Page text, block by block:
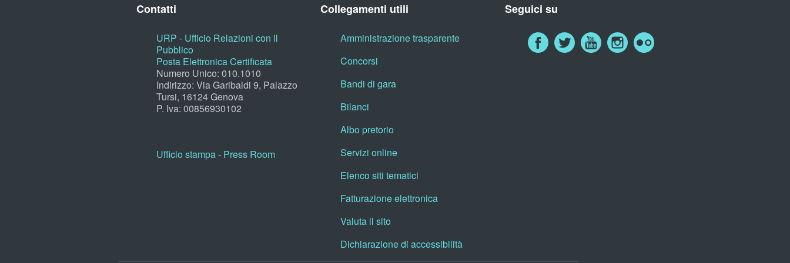
Contatti
URP - Ufficio Relazioni con il
Pubblico
Posta Elettronica Certificata
Numero Unico: 010.1010
Indirizzo: Via Garibaldi 9, Palazzo
Tursi, 16124 Genova
P. Iva: 00856930102
Ufficio stampa - Press Room
Collegamenti utili
Amministrazione trasparente
Concorsi
Bandi di gara
Bilanci
Albo pretorio
Servizi online
Elenco siti tematici
Fatturazione elettronica
Valuta il sito
Dichiarazione di accessibilità
Seguici su